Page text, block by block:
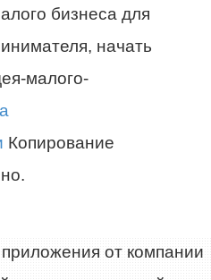
бизнеса для
начать
малого-
Копирование
от компании